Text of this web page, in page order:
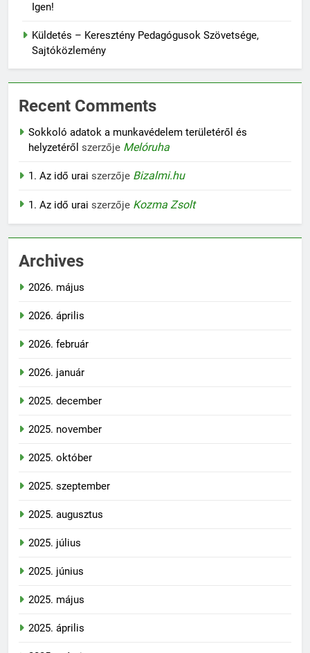
Igen!
Küldetés – Keresztény Pedagógusok Szövetsége,
Sajtóközlemény
Recent Comments
Sokkoló adatok a munkavédelem területéről és
helyzetéről szerzője Melóruha
1. Az idő urai szerzője Bizalmi.hu
1. Az idő urai szerzője Kozma Zsolt
Archives
2026. május
2026. április
2026. február
2026. január
2025. december
2025. november
2025. október
2025. szeptember
2025. augusztus
2025. július
2025. június
2025. május
2025. április